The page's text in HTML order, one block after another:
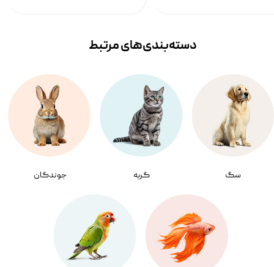
سگ گربه جوندگان
دسته‌بندی‌‌های مرتبط